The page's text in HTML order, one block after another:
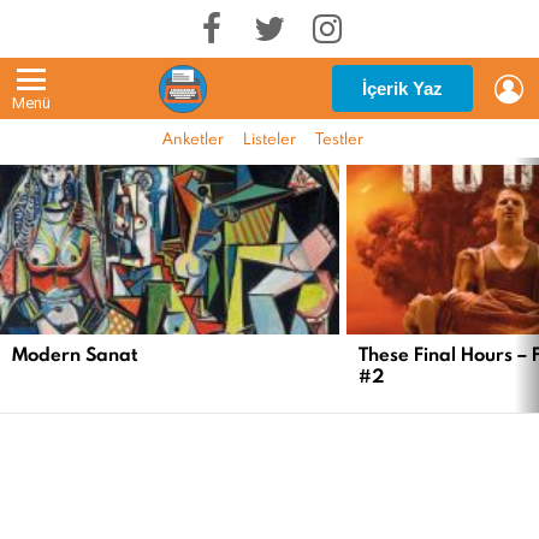
Menü
İçerik Yaz
Anketler Listeler Testler
EN
YENI
İÇERIKLER
Modern Sanat
These Final Hours –
#2